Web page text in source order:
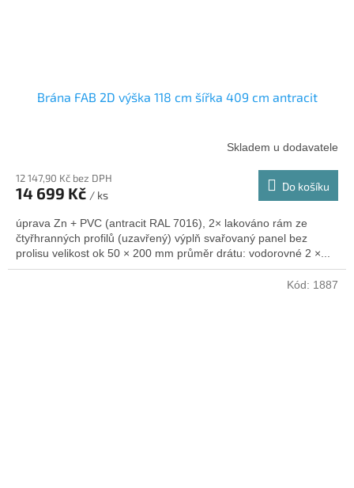
Brána FAB 2D výška 118 cm šířka 409 cm antracit
Skladem u dodavatele
12 147,90 Kč bez DPH
14 699 Kč / ks
Do košíku
úprava Zn + PVC (antracit RAL 7016), 2× lakováno rám ze
čtyřhranných profilů (uzavřený) výplň svařovaný panel bez
prolisu velikost ok 50 × 200 mm průměr drátu: vodorovné 2 ×...
Kód: 1887